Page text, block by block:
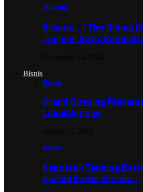
Hukum
Bravoo…! Tim Rimau
Tanjung Batu,
Bisnis
Bisnis
Grand Opening
Lubuklinggau
Bisnis
Kapolsek Tanjung
Masjid Baiturahman…